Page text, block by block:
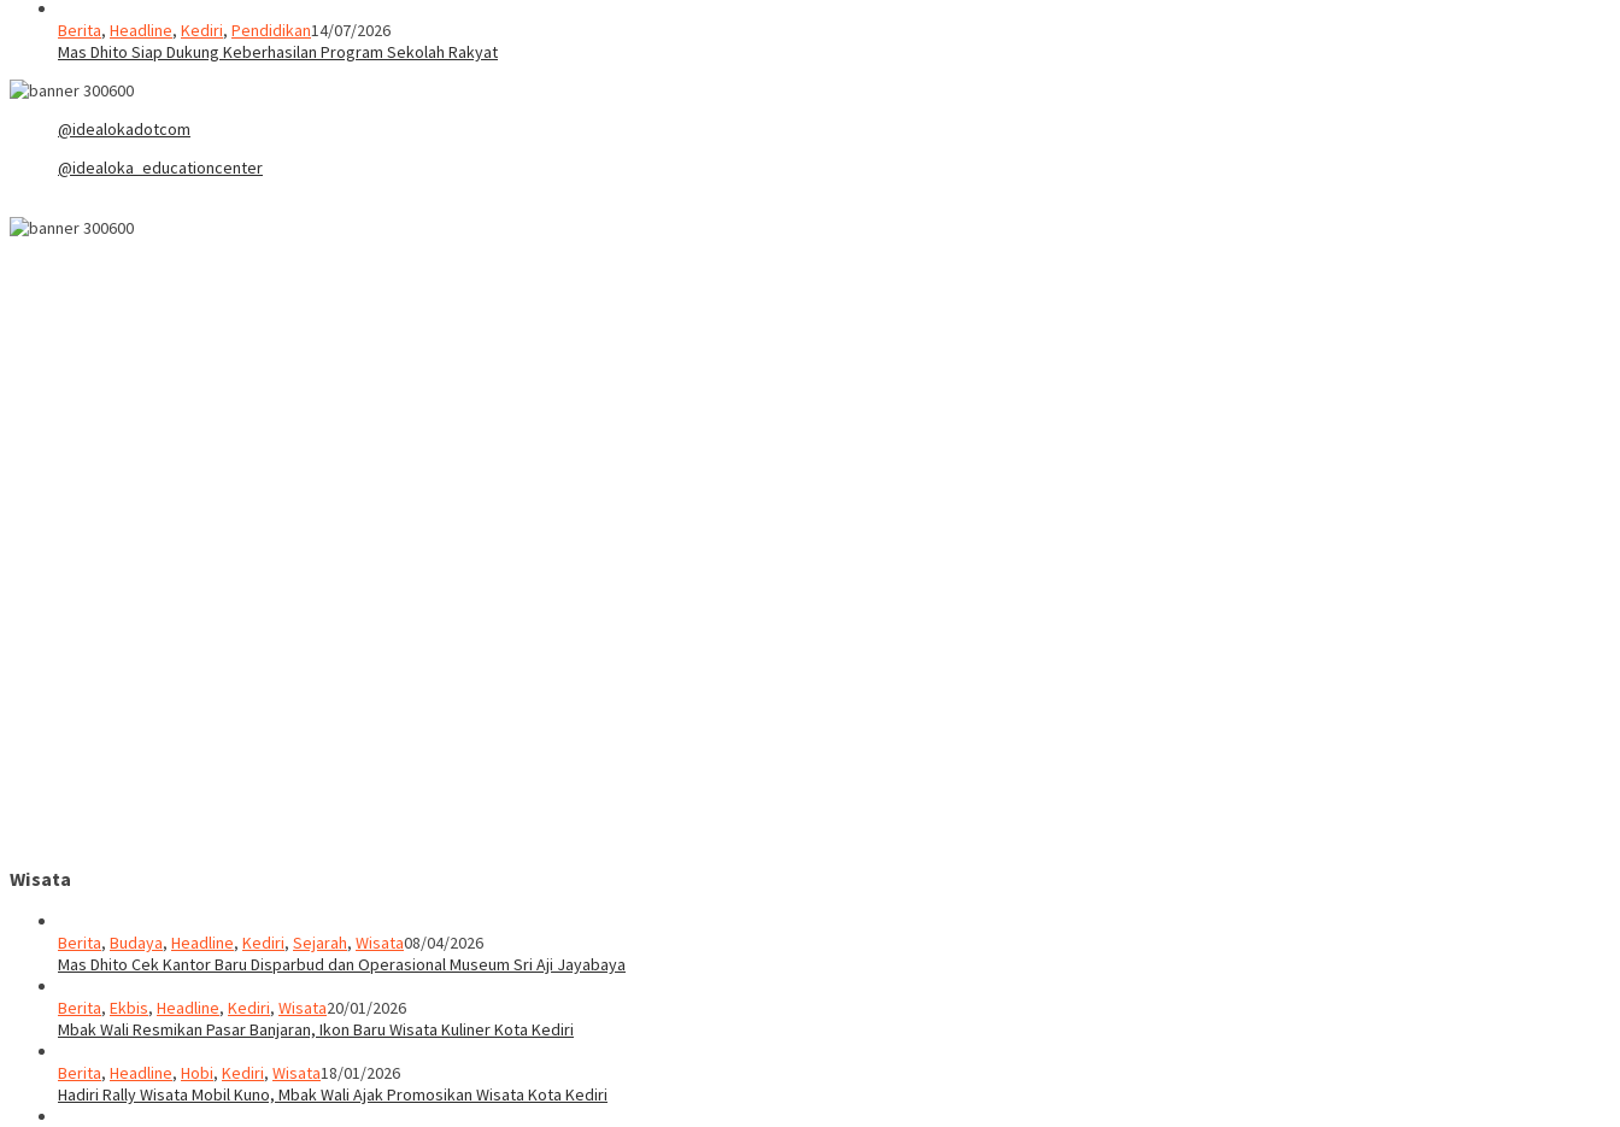
Berita, Headline, Kediri, Pendidikan14/07/2026
Mas Dhito Siap Dukung Keberhasilan Program Sekolah Rakyat
@idealokadotcom
@idealoka_educationcenter
Wisata
Berita, Budaya, Headline, Kediri, Sejarah, Wisata08/04/2026
Mas Dhito Cek Kantor Baru Disparbud dan Operasional Museum Sri Aji Jayabaya
Berita, Ekbis, Headline, Kediri, Wisata20/01/2026
Mbak Wali Resmikan Pasar Banjaran, Ikon Baru Wisata Kuliner Kota Kediri
Berita, Headline, Hobi, Kediri, Wisata18/01/2026
Hadiri Rally Wisata Mobil Kuno, Mbak Wali Ajak Promosikan Wisata Kota Kediri